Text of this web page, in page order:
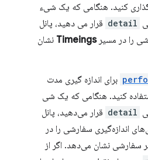
کنید. هنگامی که یک شیء
detail قرار می دهید، پانل
را در مسیرTimeings نشان
برای اندازه گیری مدت
کنید. هنگامی که یک شی
detail قرار می‌دهید، پانل
اندازه‌گیری سفارشی را در
نشان می‌دهد. اگر از